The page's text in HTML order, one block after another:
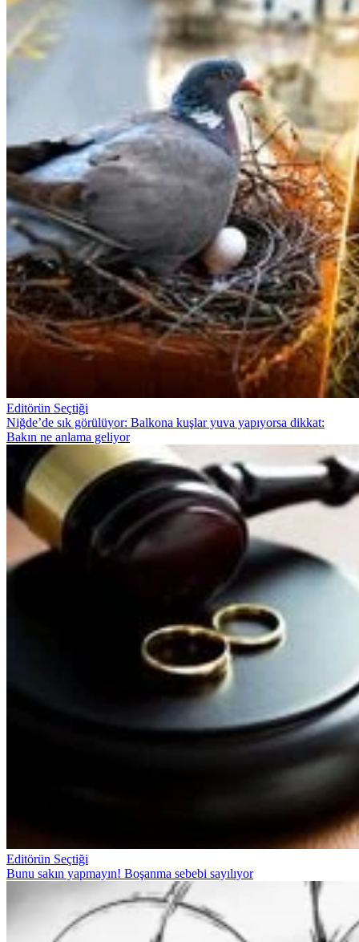
Editörün Seçtiği
Niğde’de sık görülüyor: Balkona kuşlar yuva yapıyorsa dikkat:
Bakın ne anlama geliyor
Editörün Seçtiği
Bunu sakın yapmayın! Boşanma sebebi sayılıyor